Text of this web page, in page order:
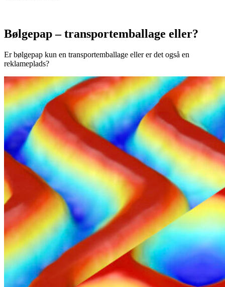
Bølgepap – transportemballage eller?
Er bølgepap kun en transportemballage eller er det også en
reklameplads?